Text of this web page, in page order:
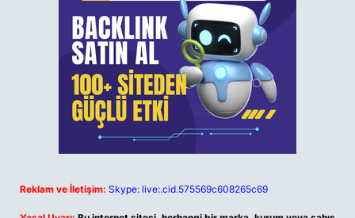
Reklam ve İletişim: Skype: live:.cid.575569c608265c69